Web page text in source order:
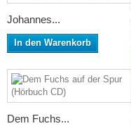
Johannes...
In den Warenkorb
Dem Fuchs...